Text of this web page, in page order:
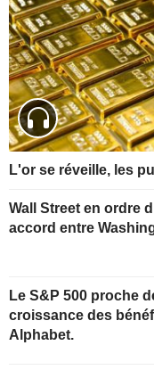
L'or se réveille, les
Wall Street en ordre
accord entre
Le S&P 500 proche
croissance des
Alphabet.